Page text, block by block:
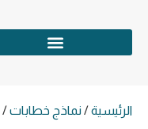
الرئيسية/نماذج خطابات/